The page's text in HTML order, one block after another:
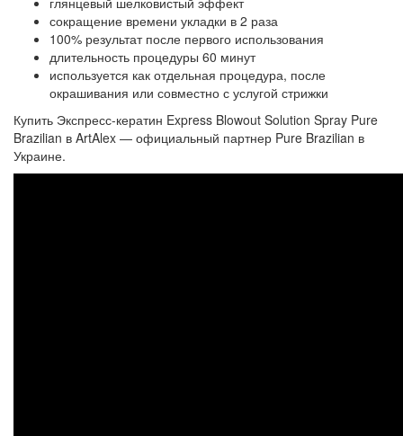
сокращение времени укладки в 2 раза
100% результат после первого использования
длительность процедуры 60 минут
используется как отдельная процедура, после
окрашивания или совместно с услугой стрижки
Купить Экспресс-кератин Express Blowout Solution Spray Pure
Brazilian в ArtAlex — официальный партнер Pure Brazilian в
Украине.